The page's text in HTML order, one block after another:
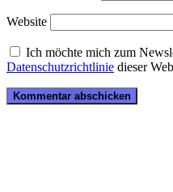
Website
Ich möchte mich zum
Datenschutzrichtlinie dieser